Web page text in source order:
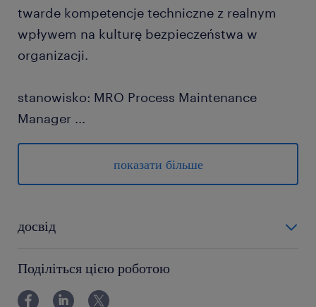
twarde kompetencje techniczne z realnym
wpływem na kulturę bezpieczeństwa w
organizacji.
stanowisko: MRO Process Maintenance
Manager ...
miejsce pracy: okolice Krakowa
zadania
wszystkie prace serwisowe są
realizowane i certyfikowane zgodnie ze
specyfikacjami zamówień oraz
procedurami MOE.
показати більше
досвід
Поділіться цією роботою